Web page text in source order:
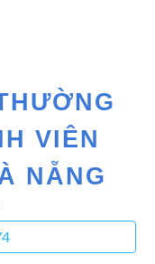
VIÊN
NẴNG